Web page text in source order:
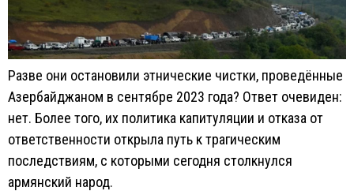
Разве они остановили этнические чистки, проведённые
Азербайджаном в сентябре 2023 года? Ответ очевиден:
нет. Более того, их политика капитуляции и отказа от
ответственности открыла путь к трагическим
последствиям, с которыми сегодня столкнулся
армянский народ.